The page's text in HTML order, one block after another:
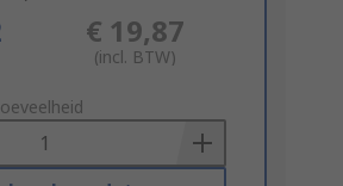
€ 19,87
(incl. BTW)